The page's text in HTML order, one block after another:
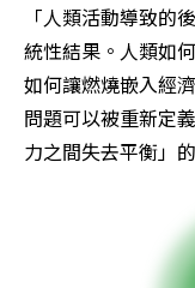
「人類活動導致的
統性結果。人類如
如何讓燃燒嵌入經
問題可以被重新定
力之間失去平衡」